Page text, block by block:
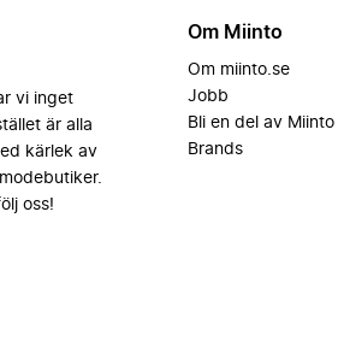
vi inget
är alla
kärlek av
oss!
Om Miinto
Om miinto.se
Jobb
Bli en del av Miinto
Brands